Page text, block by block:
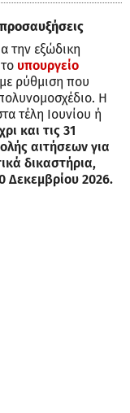
την εξώδικη
υπουργείο
ρύθμιση που
Η
τέλη Ιουνίου ή
και τις 31
αιτήσεων για
δικαστήρια,
Δεκεμβρίου 2026.